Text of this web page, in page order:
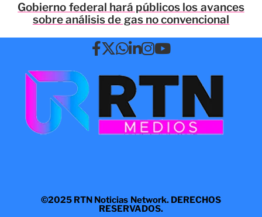
Gobierno federal hará públicos los avances
sobre análisis de gas no convencional
©2025 RTN Noticias Network. DERECHOS
RESERVADOS.